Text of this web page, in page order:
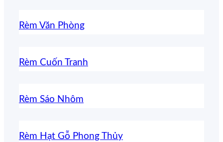
Rèm Văn Phòng
Rèm Cuốn Tranh
Rèm Sáo Nhôm
Rèm Hạt Gỗ Phong Thủy